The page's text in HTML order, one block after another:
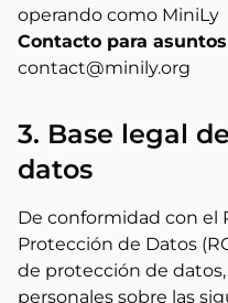
operando como MiniLy
Contacto para
contact@minily.org
3. Base legal
datos
De conformidad con el
Protección de Datos
de protección de
personales sobre las